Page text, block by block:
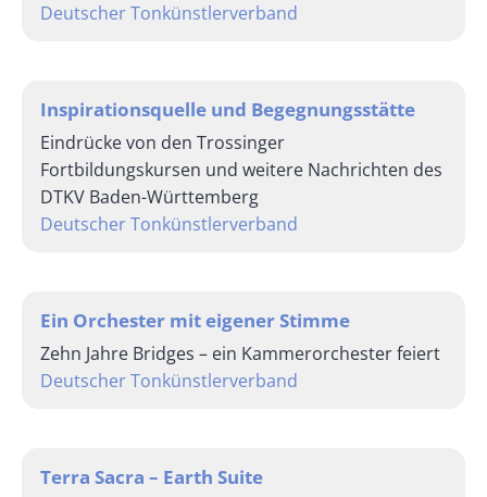
Deutscher Tonkünstlerverband
Inspirationsquelle und Begegnungsstätte
Eindrücke von den Trossinger
Fortbildungskursen und weitere Nachrichten des
DTKV Baden-Württemberg
Deutscher Tonkünstlerverband
Ein Orchester mit eigener Stimme
Zehn Jahre Bridges – ein Kammerorchester feiert
Deutscher Tonkünstlerverband
Terra Sacra – Earth Suite